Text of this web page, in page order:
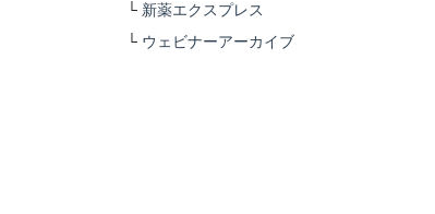
└ 新薬エクスプレス
└ ウェビナーアーカイブ